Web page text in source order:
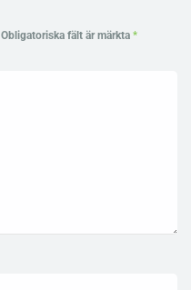
Obligatoriska fält är märkta *